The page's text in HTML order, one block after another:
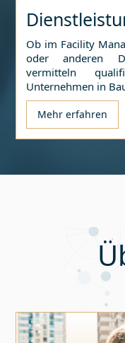
Ob im Facility
oder anderen
vermitteln
Unternehmen in
Mehr erfahren